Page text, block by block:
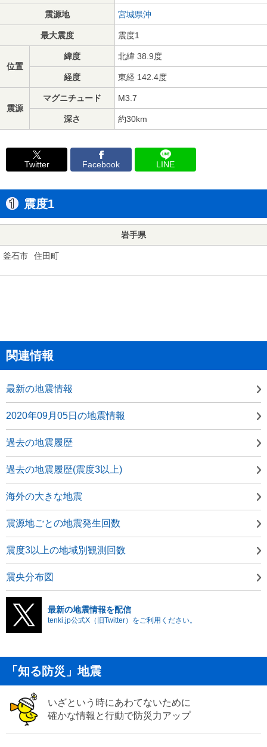
震源地 宮城県沖
最大震度 震度1
位置
緯度 北緯 38.9度
経度 東経 142.4度
震源
マグニチュード M3.7
深さ 約30km
Twitter Facebook LINE
震度1
岩手県
釜石市 住田町
関連情報
最新の地震情報
2020年09月05日の地震情報
過去の地震履歴
過去の地震履歴(震度3以上)
海外の大きな地震
震源地ごとの地震発生回数
震度3以上の地域別観測回数
震央分布図
最新の地震情報を配信
tenki.jp公式X（旧Twitter）をご利用ください。
「知る防災」地震
いざという時にあわてないために
確かな情報と行動で防災力アップ